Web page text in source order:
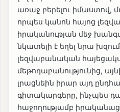
առաջ բերելու իմաստով,
որպես կանոն հայոց
իրականության մեջ
նկատելի է եղել նրա
լեզվաբանական
մեթոդաբանությունից,
լրացնեին իրար այդ
գիտակարգերը, ինչպես դա
հաջողությամբ